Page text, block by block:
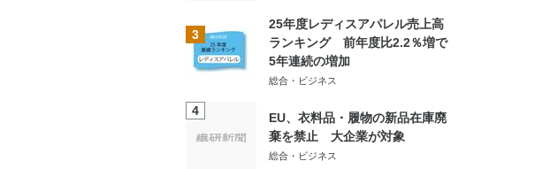
3
25年度レディスアパレル売上高
ランキング 前年度比2.2％増で
5年連続の増加
総合・ビジネス
4
EU、衣料品・履物の新品在庫廃
棄を禁止 大企業が対象
総合・ビジネス